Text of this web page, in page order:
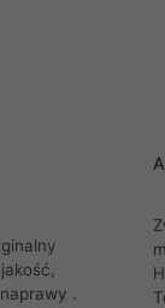
prawidłową konserwację i łatwe naprawy .